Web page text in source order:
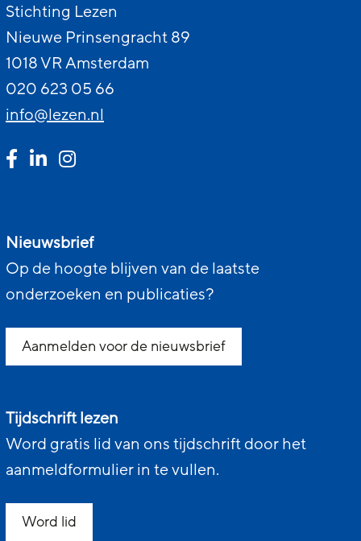
Stichting Lezen
Nieuwe Prinsengracht 89
1018 VR Amsterdam
020 623 05 66
info@lezen.nl
Nieuwsbrief
Op de hoogte blijven van de laatste
onderzoeken en publicaties?
Aanmelden voor de nieuwsbrief
Tijdschrift lezen
Word gratis lid van ons tijdschrift door het
aanmeldformulier in te vullen.
Word lid